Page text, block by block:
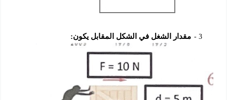
3 مقدار الشغل في الشكل المقابل يكون: